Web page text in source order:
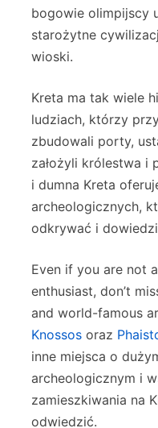
bogowie olimpijscy
starożytne
wioski.
Kreta ma tak wiele
ludziach, którzy
zbudowali porty,
założyli królestwa i
i dumna Kreta
archeologicznych,
odkrywać i
Even if you are not
enthusiast, don’t
and world-famous
Knossos oraz
inne miejsca o
archeologicznym i
zamieszkiwania na
odwiedzić.